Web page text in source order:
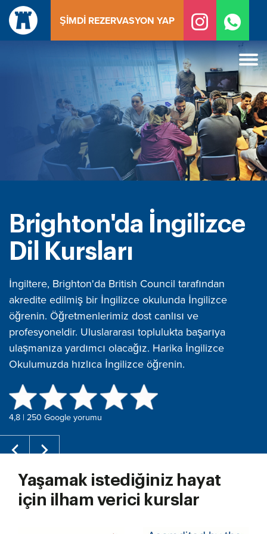
İçeriğe
geç
ŞIMDI REZERVASYON YAP
Brighton'da İngilizce
Dil Kursları
İngiltere, Brighton'da British Council tarafından
akredite edilmiş bir İngilizce okulunda İngilizce
öğrenin. Öğretmenlerimiz dost canlısı ve
profesyoneldir. Uluslararası toplulukta başarıya
ulaşmanıza yardımcı olacağız. Harika İngilizce
Okulumuzda hızlıca İngilizce öğrenin.
4,8 | 250 Google yorumu
Yaşamak istediğiniz hayat
için ilham verici kurslar